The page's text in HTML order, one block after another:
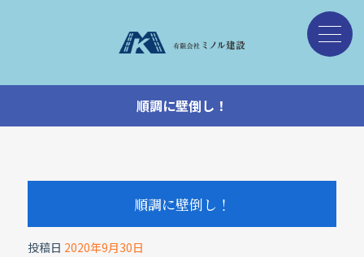
順調に壁倒し！
順調に壁倒し！
投稿日 2020年9月30日